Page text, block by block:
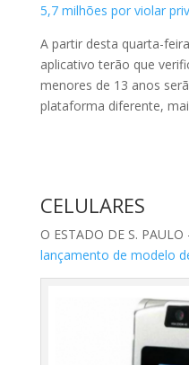
5,7 milhões por violar
A partir desta quarta-
aplicativo terão que
menores de 13 anos
plataforma diferente,
CELULARES
O ESTADO DE S. PAULO
lançamento de modelo